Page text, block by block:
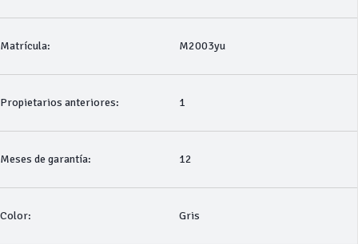
Matrícula: M2003yu
Propietarios anteriores: 1
Meses de garantía: 12
Color: Gris